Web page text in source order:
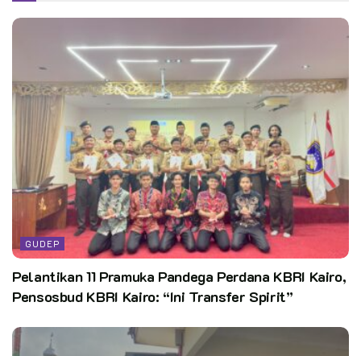
BACA JUGA
Pelantikan 11 Pramuka Pandega Perdana KBRI
Kairo, Pensosbud KBRI Kairo: “Ini Transfer
Spirit”
Ratusan Pramuka SMP N 4 Kedungbanteng
Ikuti Penerimaan Anggota Penggalang
Pembimbing Gugusdepan (Mabigus) MI Arrahman Pajekko,
Kak Muh. Said, S.Pd.I. Kegiatan ini turut dihadiri Ketua Gugus
Depan Kak Tamzil, Pembina Putra Kak Riswan, Pembina Putri
Nurul Fadilah, tenaga pendidik MI Arrahman Pajekko, serta
GUDEP
Pelantikan 11 Pramuka Pandega Perdana KBRI Kairo,
Pensosbud KBRI Kairo: “Ini Transfer Spirit”